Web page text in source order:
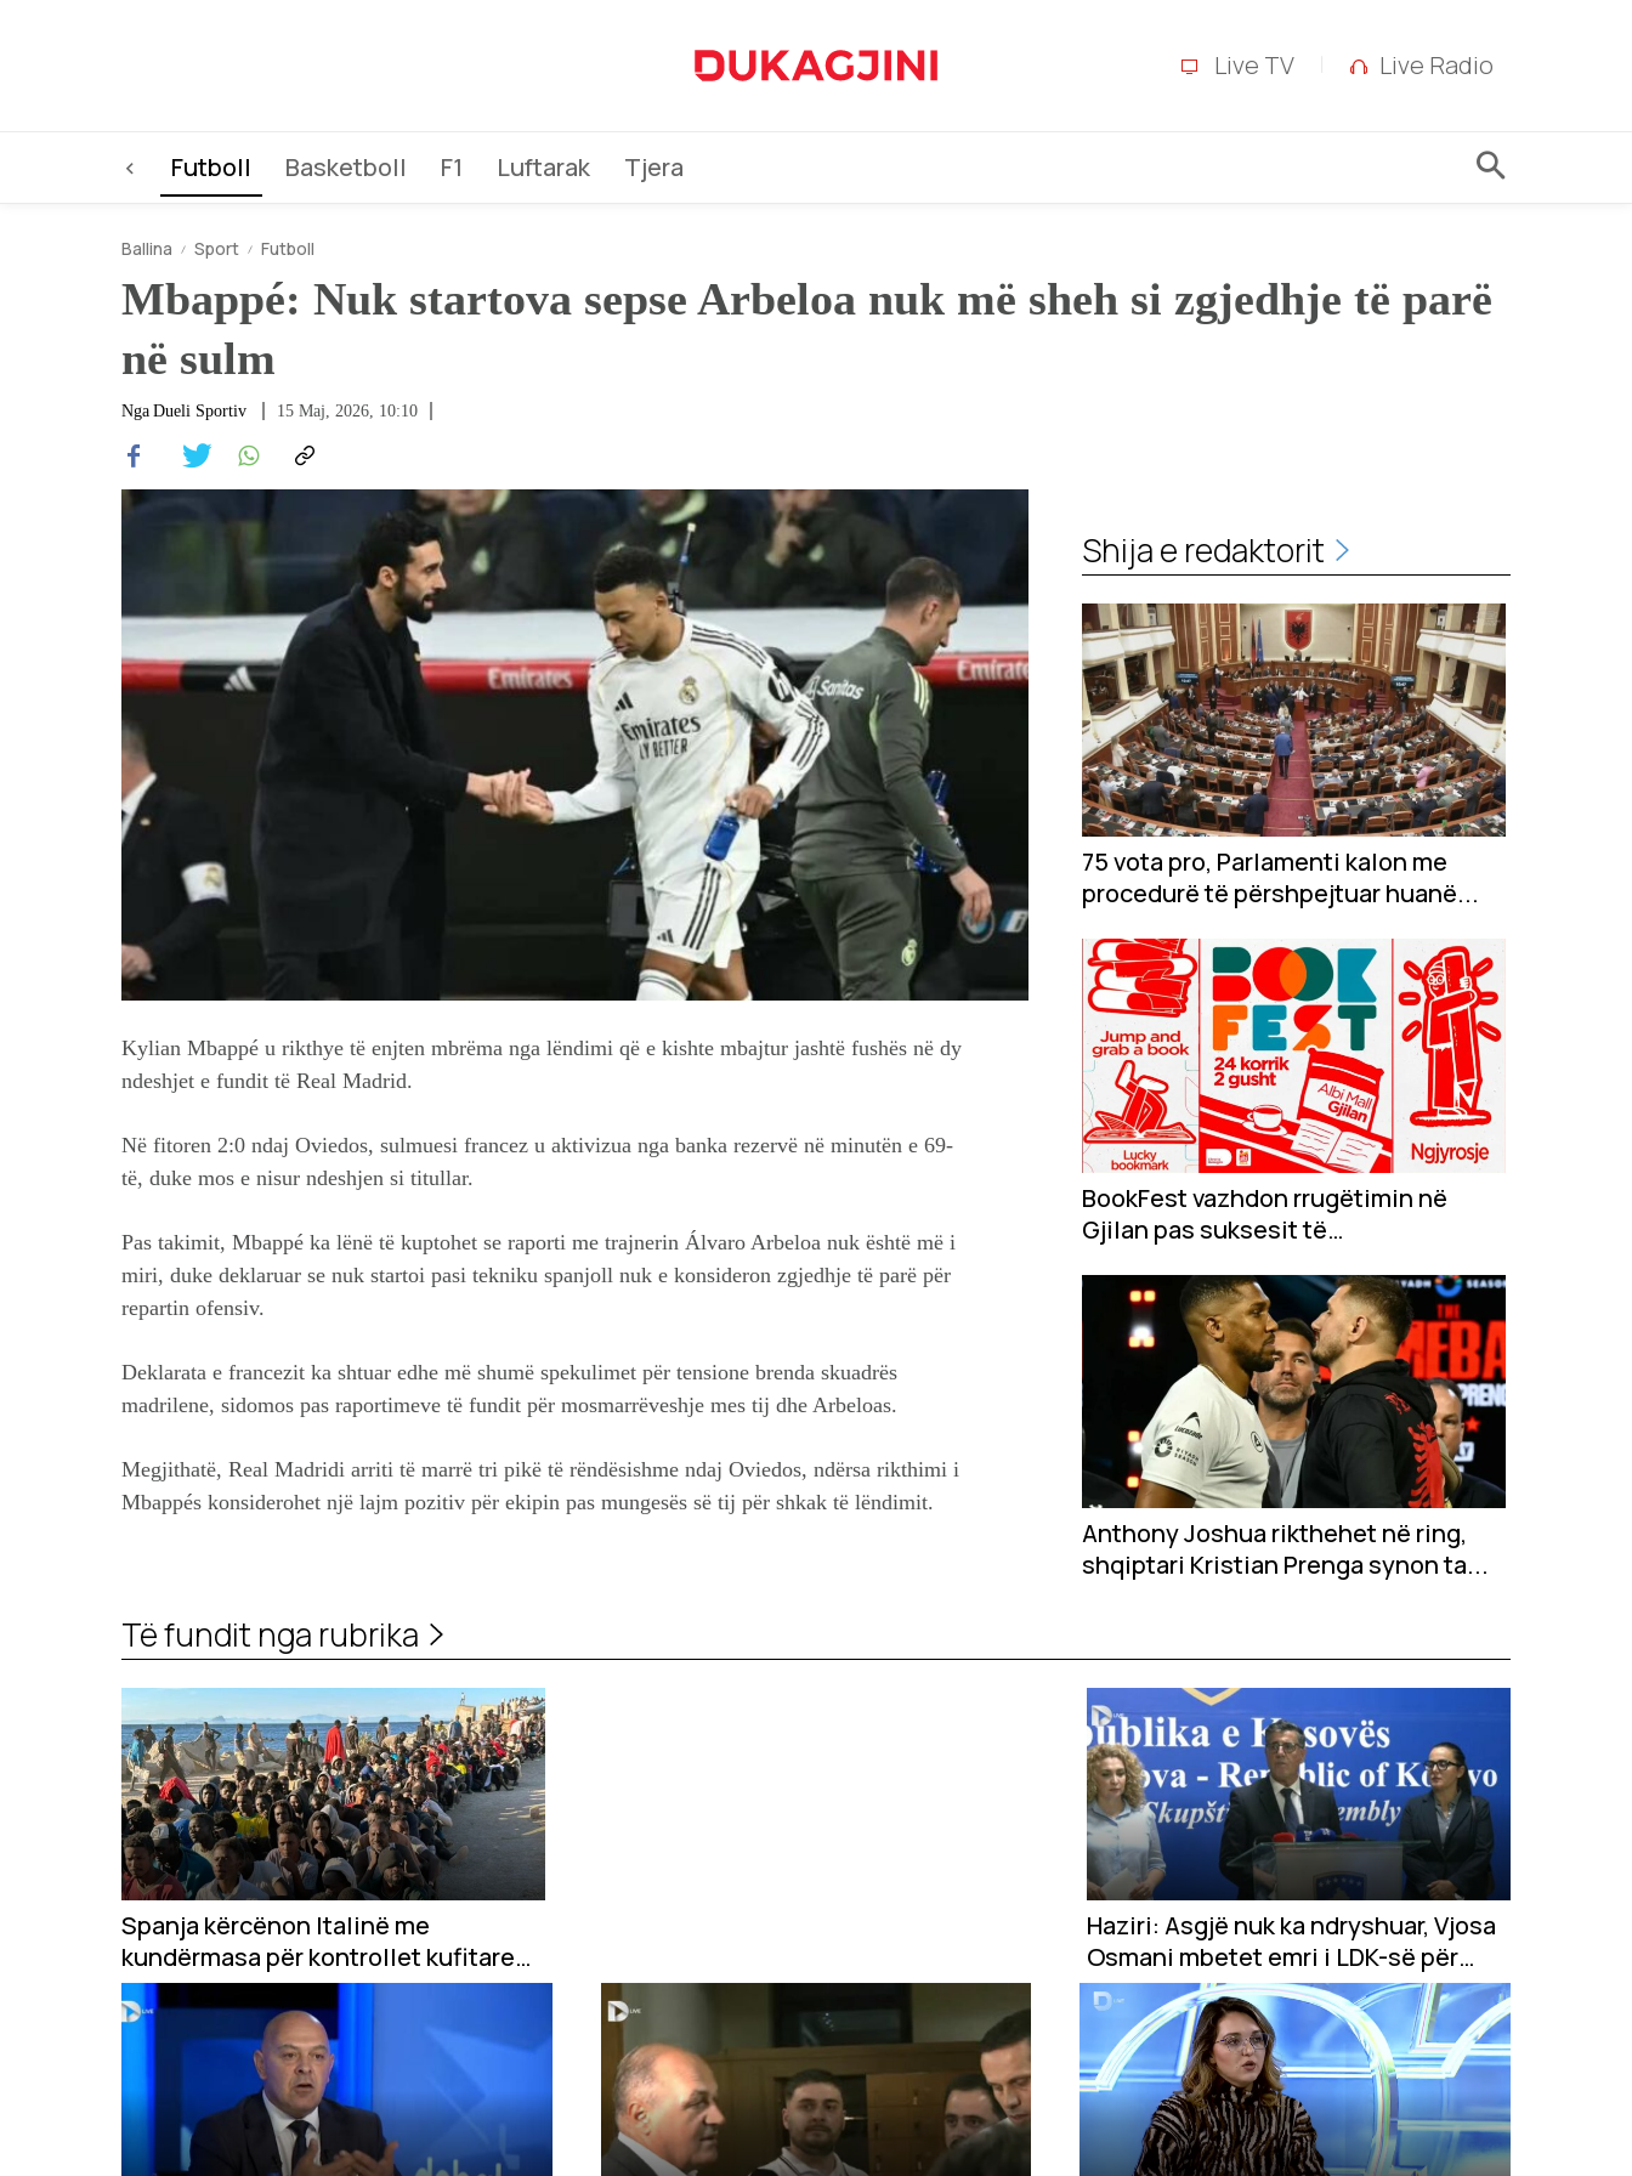
Live TV Live Radio
< Futboll Basketboll F1 Luftarak Tjera
Ballina Sport Futboll
Mbappé: Nuk startova sepse Arbeloa nuk më sheh si zgjedhje të parë
në sulm
Nga Dueli Sportiv 15 Maj, 2026, 10:10
Kylian Mbappé u rikthye të enjten mbrëma nga lëndimi që e kishte mbajtur jashtë fushës në dy
ndeshjet e fundit të Real Madrid.
Në fitoren 2:0 ndaj Oviedos, sulmuesi francez u aktivizua nga banka rezervë në minutën e 69-
të, duke mos e nisur ndeshjen si titullar.
Pas takimit, Mbappé ka lënë të kuptohet se raporti me trajnerin Álvaro Arbeloa nuk është më i
miri, duke deklaruar se nuk startoi pasi tekniku spanjoll nuk e konsideron zgjedhje të parë për
repartin ofensiv.
Deklarata e francezit ka shtuar edhe më shumë spekulimet për tensione brenda skuadrës
madrilene, sidomos pas raportimeve të fundit për mosmarrëveshje mes tij dhe Arbeloas.
Megjithatë, Real Madridi arriti të marrë tri pikë të rëndësishme ndaj Oviedos, ndërsa rikthimi i
Mbappés konsiderohet një lajm pozitiv për ekipin pas mungesës së tij për shkak të lëndimit.
Shija e redaktorit
75 vota pro, Parlamenti kalon me
procedurë të përshpejtuar huanë...
BookFest vazhdon rrugëtimin në
Gjilan pas suksesit të
Anthony Joshua rikthehet në ring,
shqiptari Kristian Prenga synon ta...
Të fundit nga rubrika
Spanja kërcënon Italinë me
kundërmasa për kontrollet kufitare
pas krizës në Ceuta
Haziri: Asgjë nuk ka ndryshuar, Vjosa
Osmani mbetet emri i LDK-së për
presidente